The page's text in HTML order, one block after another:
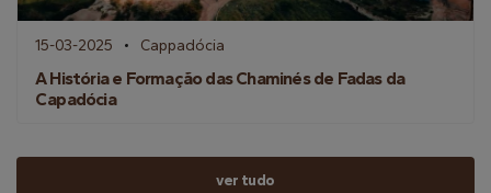
15-03-2025 Cappadócia
A História e Formação das Chaminés de Fadas da
Capadócia
ver tudo